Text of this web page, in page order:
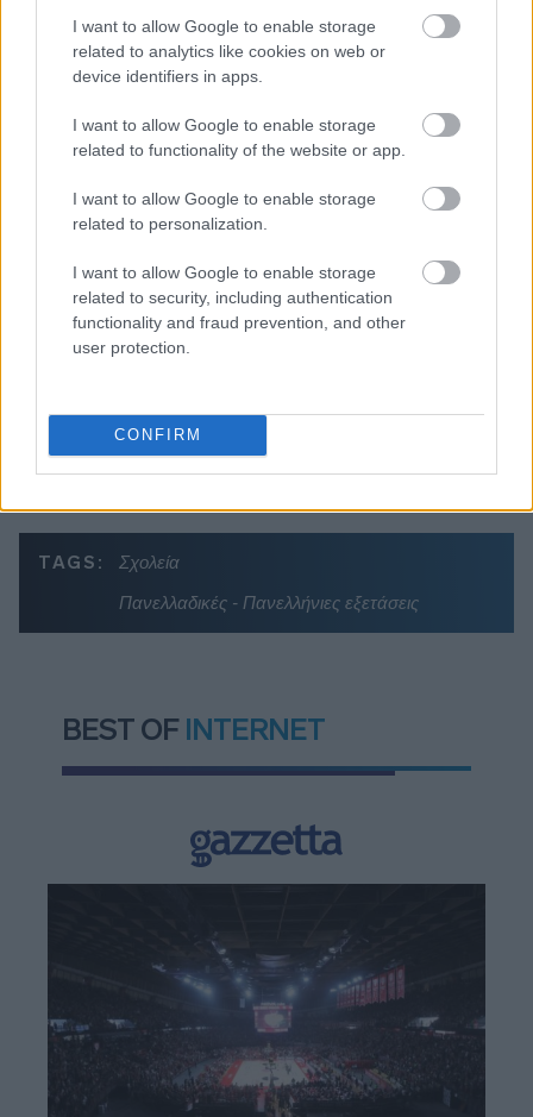
I want to allow Google to enable storage
related to analytics like cookies on web or
device identifiers in apps.
I want to allow Google to enable storage
related to functionality of the website or app.
I want to allow Google to enable storage
related to personalization.
I want to allow Google to enable storage
related to security, including authentication
functionality and fraud prevention, and other
user protection.
CONFIRM
Διαβάζονται αυτή τη στιγμή
Η γαλάζια «θετική ατζέντα» στο δρόμο για το
2027 - Το παράπονο της Καρυστιανού - Στον
ΣΥΡΙΖΑ μελετούν Ιστορία
Πυρόπληκτοι: Τι σημαίνουν τα «πράσινα»,
«κίτρινα» και «κόκκινα» σπίτια για τις
αποζημιώσεις
Ποια είναι η (κυβερνητική) λίστα με τα μεγάλα
χρονοδιαγράμματα
TAGS:
Σχολεία
Πανελλαδικές - Πανελλήνιες εξετάσεις
BEST OF INTERNET